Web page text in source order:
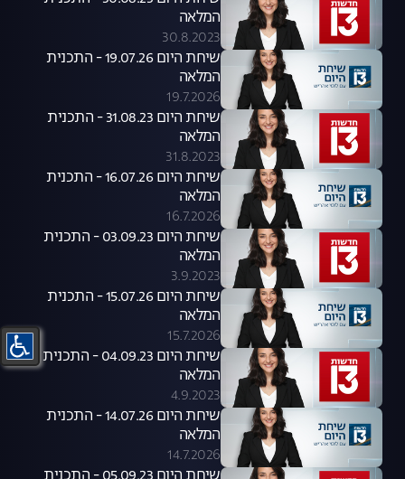
המלאה
30.8.2023
שיחת היום 19.07.26 - התכנית
המלאה
19.7.2026
שיחת היום 31.08.23 - התכנית
המלאה
31.8.2023
שיחת היום 16.07.26 - התכנית
המלאה
16.7.2026
שיחת היום 03.09.23 - התכנית
המלאה
3.9.2023
שיחת היום 15.07.26 - התכנית
המלאה
15.7.2026
שיחת היום 04.09.23 - התכנית
המלאה
4.9.2023
שיחת היום 14.07.26 - התכנית
המלאה
14.7.2026